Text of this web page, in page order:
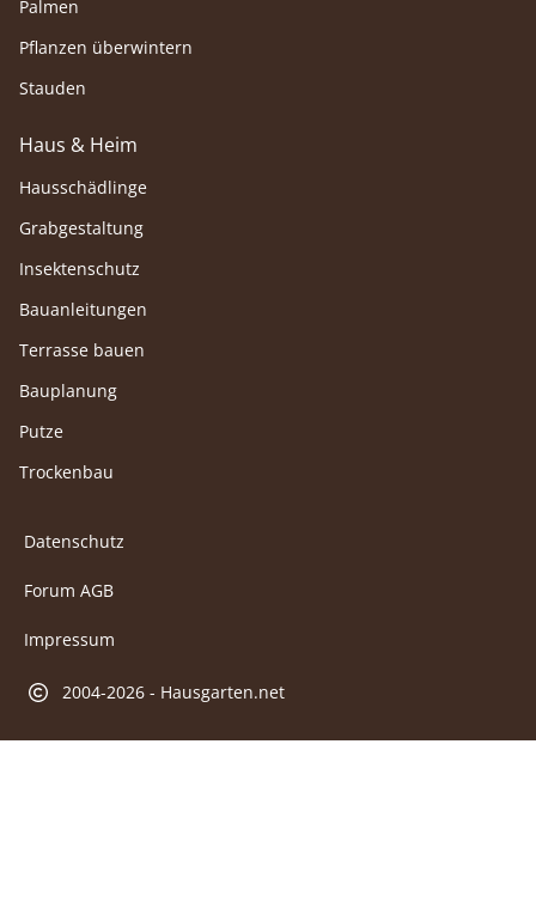
Palmen
Pflanzen überwintern
Stauden
Haus & Heim
Hausschädlinge
Grabgestaltung
Insektenschutz
Bauanleitungen
Terrasse bauen
Bauplanung
Putze
Trockenbau
Datenschutz
Forum AGB
Impressum
2004-2026 - Hausgarten.net